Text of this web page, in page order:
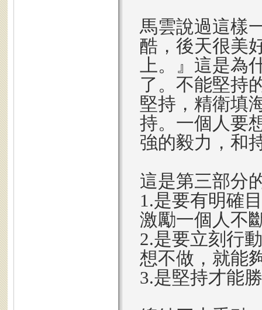
馬雲說過這樣
酷，後天很美
上。』這是為
了。不能堅持
堅持，精衛填
持。一個人要
強的毅力，和
這是第三部分
1.是要有明確
激勵一個人不
2.是要立刻行
想不做，就能
3.是堅持才能